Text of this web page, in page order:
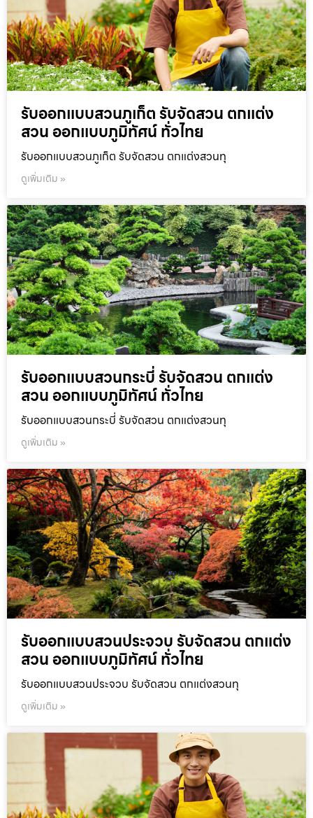
รับออกแบบสวนภูเก็ต รับจัดสวน ตกแต่ง
สวน ออกแบบภูมิทัศน์ ทั่วไทย
รับออกแบบสวนภูเก็ต รับจัดสวน ตกแต่งสวนทุ
ดูเพิ่มเติม »
รับออกแบบสวนกระบี่ รับจัดสวน ตกแต่ง
สวน ออกแบบภูมิทัศน์ ทั่วไทย
รับออกแบบสวนกระบี่ รับจัดสวน ตกแต่งสวนทุ
ดูเพิ่มเติม »
รับออกแบบสวนประจวบ รับจัดสวน ตกแต่ง
สวน ออกแบบภูมิทัศน์ ทั่วไทย
รับออกแบบสวนประจวบ รับจัดสวน ตกแต่งสวนทุ
ดูเพิ่มเติม »